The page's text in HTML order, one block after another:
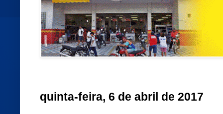
quinta-feira, 6 de abril de 2017